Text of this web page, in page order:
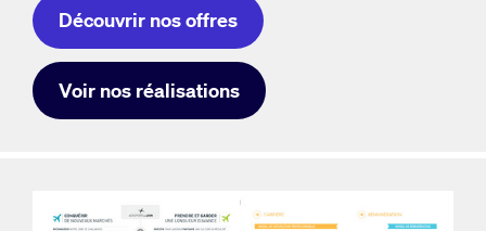
Découvrir nos offres
Voir nos réalisations